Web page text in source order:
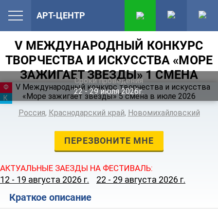
V МЕЖДУНАРОДНЫЙ КОНКУРС
ТВОРЧЕСТВА И ИСКУССТВА «МОРЕ
ЗАЖИГАЕТ ЗВЕЗДЫ» 1 СМЕНА
Сроки проведения
22 ‐ 29июля 2026г.
ФЕСТИВАЛЬ
КАНИКУЛЫ
Россия, Краснодарский край, Новомихайловский
ПЕРЕЗВОНИТЕ МНЕ
АКТУАЛЬНЫЕ ЗАЕЗДЫ НА ФЕСТИВАЛЬ:
12 - 19 августа 2026 г. 22 - 29 августа 2026 г.
Краткое описание
АРТ-ЦЕНТР